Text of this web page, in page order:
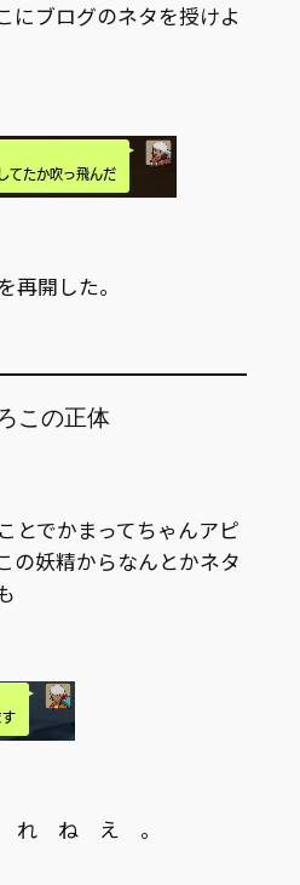
にブログのネタを授けよ
再開した。
この正体
とでかまってちゃんアピ
の妖精からなんとかネタ
ね え 。